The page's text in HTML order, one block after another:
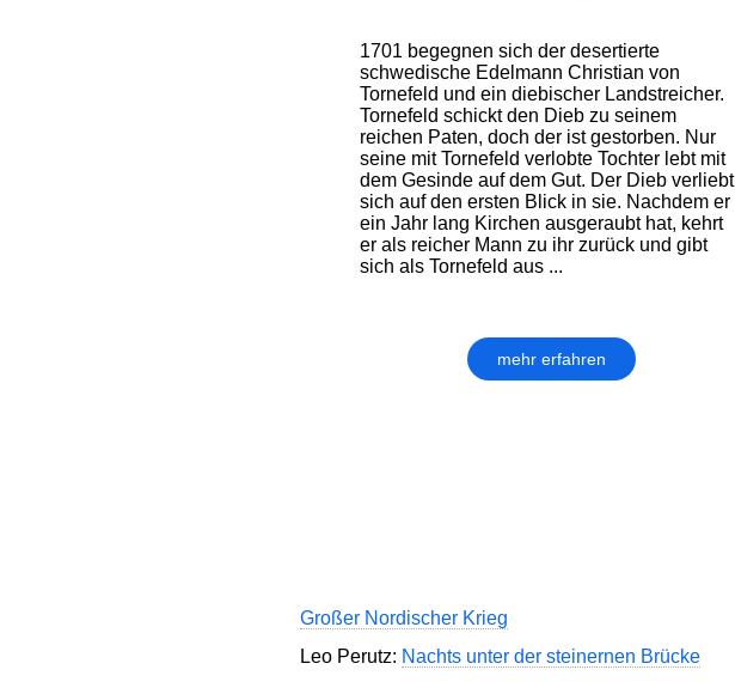
1701 begegnen sich der desertierte
schwedische Edelmann Christian von
Tornefeld und ein diebischer Landstreicher.
Tornefeld schickt den Dieb zu seinem
reichen Paten, doch der ist gestorben. Nur
seine mit Tornefeld verlobte Tochter lebt mit
dem Gesinde auf dem Gut. Der Dieb verliebt
sich auf den ersten Blick in sie. Nachdem er
ein Jahr lang Kirchen ausgeraubt hat, kehrt
er als reicher Mann zu ihr zurück und gibt
sich als Tornefeld aus ...
mehr erfahren
Großer Nordischer Krieg
Leo Perutz: Nachts unter der steinernen Brücke